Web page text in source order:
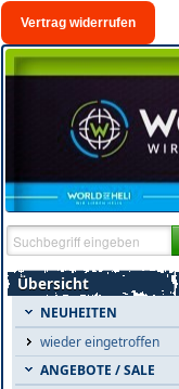
Vertrag widerrufen
Übersicht
NEUHEITEN
wieder eingetroffen
ANGEBOTE / SALE